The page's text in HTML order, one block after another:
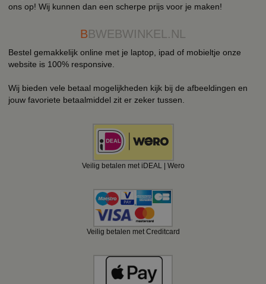
ons op! Wij kunnen dan een scherpe prijs voor je maken!
BBWEBWINKEL.NL
Bestel gemakkelijk online met je laptop, ipad of mobieltje onze
website is 100% responsive.
Wij bieden vele betaal mogelijkheden kijk bij de afbeeldingen en
jouw favoriete betaalmiddel zit er zeker tussen.
Veilig betalen met iDEAL | Wero
Veilig betalen met Creditcard